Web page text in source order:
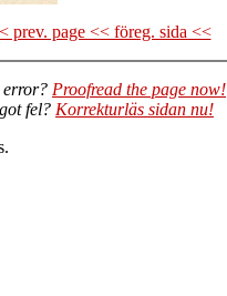
prev. page << föreg. sida <<
error? Proofread the page now!
fel? Korrekturläs sidan nu!